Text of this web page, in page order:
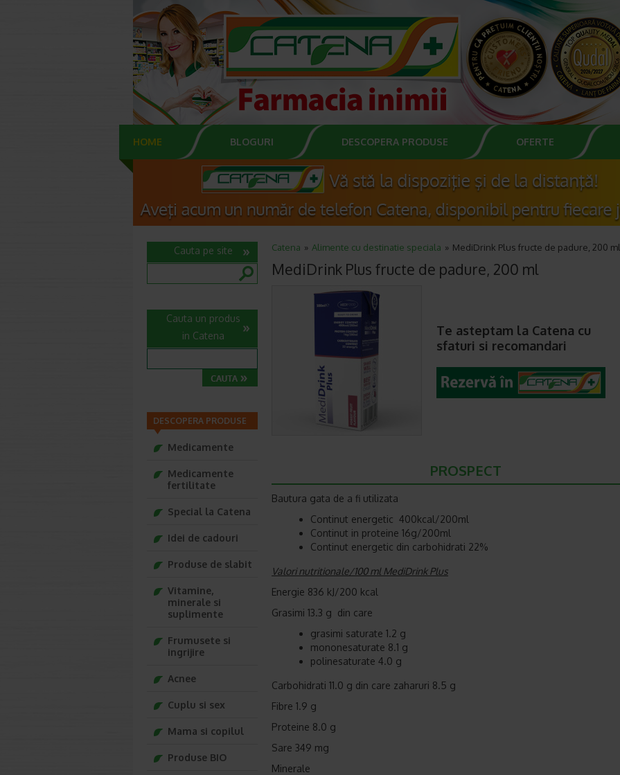
HOME BLOGURI DESCOPERA PRODUSE OFERTE
Catena Alimente cu destinatie speciala MediDrink Plus fructe de padure, 200 ml
MediDrink Plus fructe de padure, 200 ml
Te asteptam la Catena cu
sfaturi si recomandari
PROSPECT
Bautura gata de a fi utilizata
Continut energetic 400kcal/200ml
Continut in proteine 16g/200ml
Continut energetic din carbohidrati 22%
Valori nutritionale/100 ml MediDrink Plus
Energie 836 kJ/200 kcal
Grasimi 13.3 g din care
grasimi saturate 1.2 g
mononesaturate 8.1 g
polinesaturate 4.0 g
Carbohidrati 11.0 g din care zaharuri 8.5 g
Fibre 1.9 g
Proteine 8.0 g
Sare 349 mg
Minerale
Cauta pe site
Cauta un produs
in Catena
DESCOPERA PRODUSE
Medicamente
Medicamente
fertilitate
Special la Catena
Idei de cadouri
Produse de slabit
Vitamine,
minerale si
suplimente
Frumusete si
ingrijire
Acnee
Cuplu si sex
Mama si copilul
Produse BIO